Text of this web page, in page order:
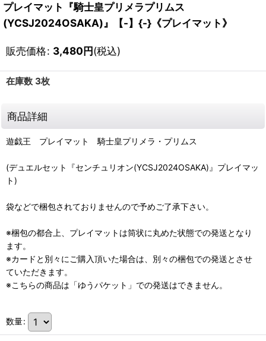
プレイマット『騎士皇プリメラプリムス
(YCSJ2024OSAKA)』【-】{-}《プレイマット》
販売価格: 3,480円(税込)
在庫数 3枚
商品詳細
遊戯王 プレイマット 騎士皇プリメラ・プリムス
(デュエルセット『センチュリオン(YCSJ2024OSAKA)』プレイマッ
ト)
袋などで梱包されておりませんので予めご了承下さい。
※梱包の都合上、プレイマットは筒状に丸めた状態での発送となり
ます。
※カードと別々にご購入頂いた場合は、別々の梱包での発送とさせ
ていただきます。
※こちらの商品は「ゆうパケット」での発送はできません。
数量: